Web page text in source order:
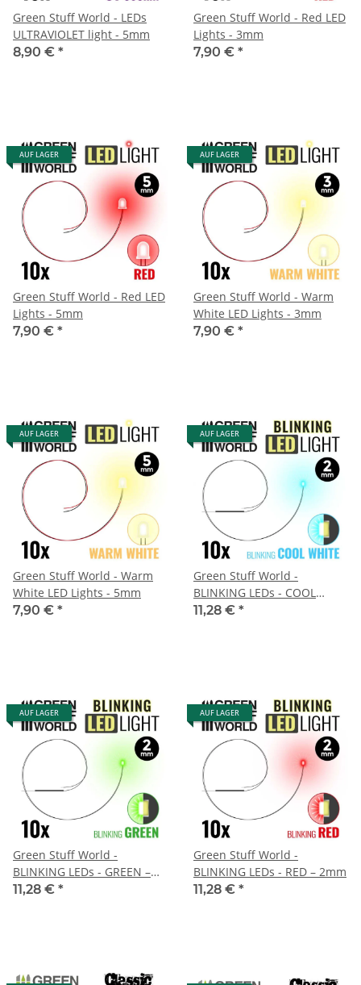
Green Stuff World - LEDs
ULTRAVIOLET light - 5mm
8,90 € *
Green Stuff World - Red LED
Lights - 3mm
7,90 € *
AUF LAGER
Green Stuff World - Red LED
Lights - 5mm
7,90 € *
AUF LAGER
Green Stuff World - Warm
White LED Lights - 3mm
7,90 € *
AUF LAGER
Green Stuff World - Warm
White LED Lights - 5mm
7,90 € *
AUF LAGER
Green Stuff World -
BLINKING LEDs - COOL
WHITE – 2mm
11,28 € *
AUF LAGER
Green Stuff World -
BLINKING LEDs - GREEN –
2mm
11,28 € *
AUF LAGER
Green Stuff World -
BLINKING LEDs - RED – 2mm
11,28 € *